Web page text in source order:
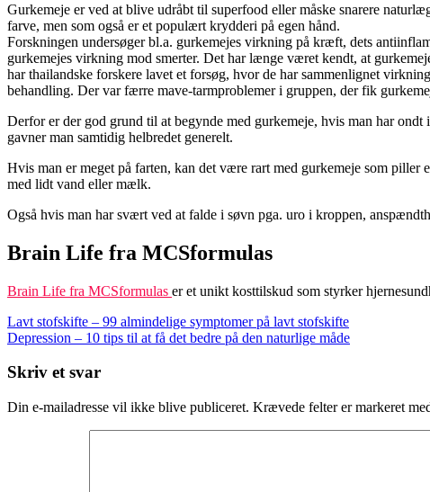
Gurkemeje er ved at blive udråbt til superfood eller måske snarere
farve, men som også er et populært krydderi på egen hånd.
Forskningen undersøger bl.a. gurkemejes virkning på kræft, dets
gurkemejes virkning mod smerter. Det har længe været kendt, at
har thailandske forskere lavet et forsøg, hvor de har sammenlignet
behandling. Der var færre mave-tarmproblemer i gruppen, der fik
Derfor er der god grund til at begynde med gurkemeje, hvis man har
gavner man samtidig helbredet generelt.
Hvis man er meget på farten, kan det være rart med gurkemeje som
med lidt vand eller mælk.
Også hvis man har svært ved at falde i søvn pga. uro i kroppen,
Brain Life fra MCSformulas
Brain Life fra MCSformulas er et unikt kosttilskud som styrker
Indlægsnavigation
Lavt stofskifte – 99 almindelige symptomer på lavt stofskifte
Depression – 10 tips til at få det bedre på den naturlige måde
Skriv et svar
Din e-mailadresse vil ikke blive publiceret. Krævede felter er markeret